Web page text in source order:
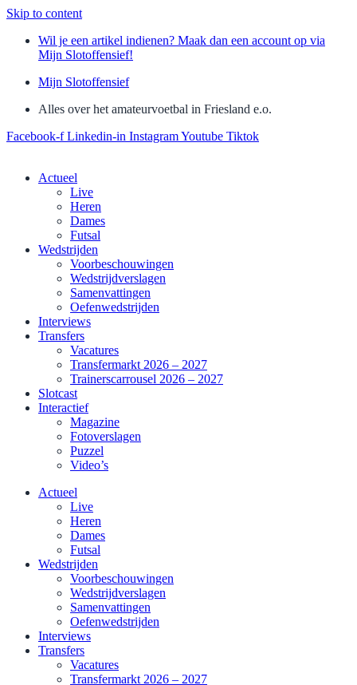
Skip to content
Wil je een artikel indienen? Maak dan een account op via
Mijn Slotoffensief!
Mijn Slotoffensief
Alles over het amateurvoetbal in Friesland e.o.
Facebook-f Linkedin-in InstagramYoutube Tiktok
Actueel
Live
Heren
Dames
Futsal
Wedstrijden
Voorbeschouwingen
Wedstrijdverslagen
Samenvattingen
Oefenwedstrijden
Interviews
Transfers
Vacatures
Transfermarkt 2026 – 2027
Trainerscarrousel 2026 – 2027
Slotcast
Interactief
Magazine
Fotoverslagen
Puzzel
Video’s
Actueel
Live
Heren
Dames
Futsal
Wedstrijden
Voorbeschouwingen
Wedstrijdverslagen
Samenvattingen
Oefenwedstrijden
Interviews
Transfers
Vacatures
Transfermarkt 2026 – 2027